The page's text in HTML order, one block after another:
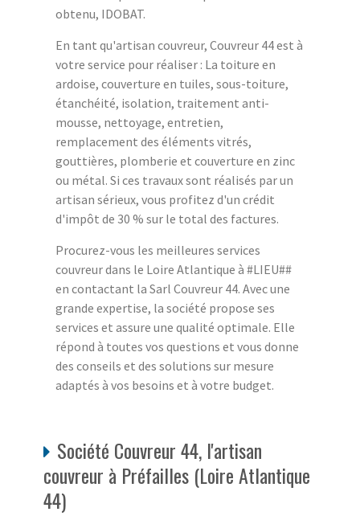
obtenu, IDOBAT.
En tant qu'artisan couvreur, Couvreur 44 est à
votre service pour réaliser : La toiture en
ardoise, couverture en tuiles, sous-toiture,
étanchéité, isolation, traitement anti-
mousse, nettoyage, entretien,
remplacement des éléments vitrés,
gouttières, plomberie et couverture en zinc
ou métal. Si ces travaux sont réalisés par un
artisan sérieux, vous profitez d'un crédit
d'impôt de 30 % sur le total des factures.
Procurez-vous les meilleures services
couvreur dans le Loire Atlantique à #LIEU##
en contactant la Sarl Couvreur 44. Avec une
grande expertise, la société propose ses
services et assure une qualité optimale. Elle
répond à toutes vos questions et vous donne
des conseils et des solutions sur mesure
adaptés à vos besoins et à votre budget.
Société Couvreur 44, l'artisan
couvreur à Préfailles (Loire Atlantique
44)